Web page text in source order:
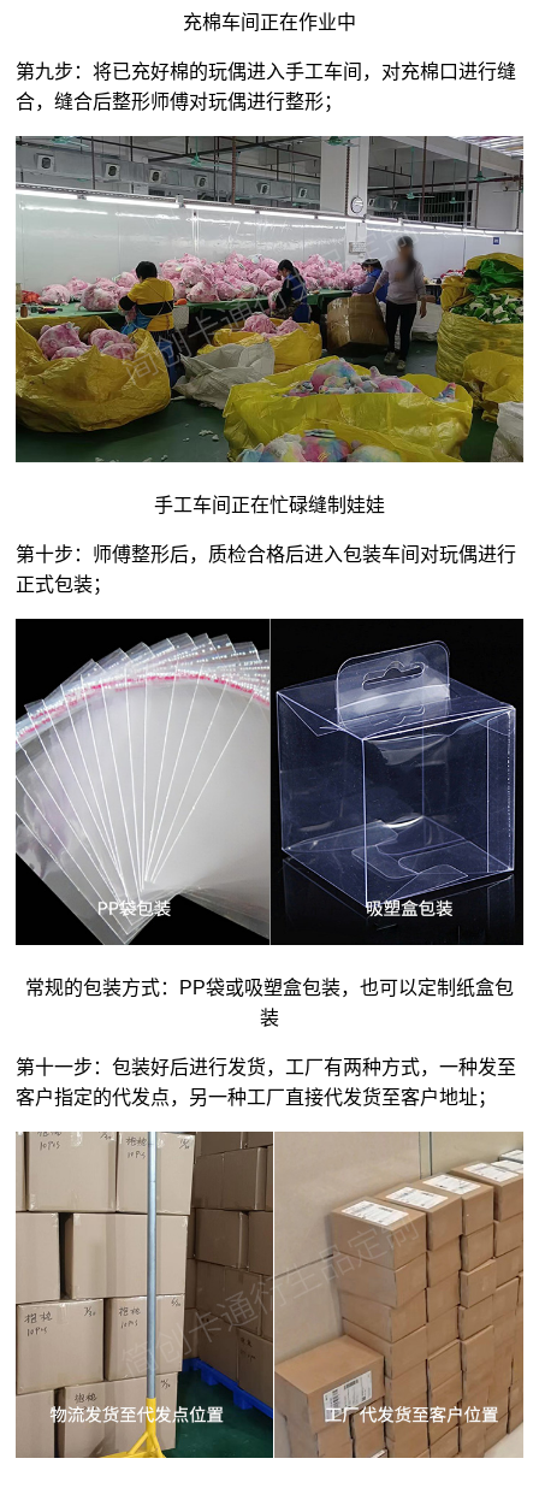
充棉车间正在作业中
第九步：将已充好棉的玩偶进入手工车间，对充棉口进行缝
合，缝合后整形师傅对玩偶进行整形；
手工车间正在忙碌缝制娃娃
第十步：师傅整形后，质检合格后进入包装车间对玩偶进行
正式包装；
常规的包装方式：PP袋或吸塑盒包装，也可以定制纸盒包
装
第十一步：包装好后进行发货，工厂有两种方式，一种发至
客户指定的代发点，另一种工厂直接代发货至客户地址；